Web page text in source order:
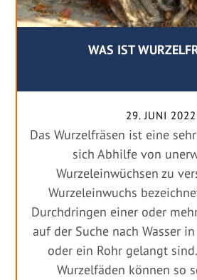
WAS IST
29. JUNI 2022
Das Wurzelfräsen ist eine
sich Abhilfe von
Wurzeleinwüchsen zu
Wurzeleinwuchs
Durchdringen einer oder
auf der Suche nach Wasser
oder ein Rohr gelangt
Wurzelfäden können so